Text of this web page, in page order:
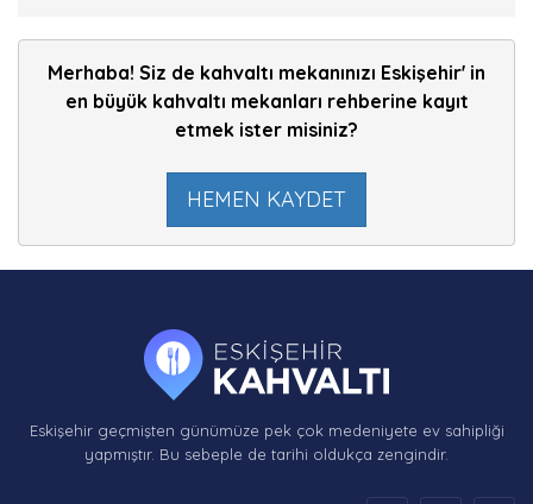
Merhaba! Siz de kahvaltı mekanınızı Eskişehir' in
en büyük kahvaltı mekanları rehberine kayıt
etmek ister misiniz?
HEMEN KAYDET
Eskişehir geçmişten günümüze pek çok medeniyete ev sahipliği
yapmıştır. Bu sebeple de tarihi oldukça zengindir.